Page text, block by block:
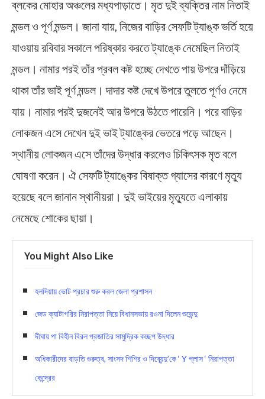
ব্লকের মোহার অঞ্চলের মধ্যপাড়াতে। মৃত দুই ব্যক্তির নাম নিতাই
মন্ডল ও পূর্ণ মন্ডল। জানা যায়, নিজের বাড়ির সেফটি ট্যাঙ্ক ভর্তি হয়ে
যাওয়ায় রবিবার সকালে পরিষ্কার করতে ট্যাঙ্কে নেমেছিল নিতাই
মন্ডল। নামার পরই তাঁর প্রবল কষ্ট হচ্ছে দেখতে পায় উপরে দাঁড়িয়ে
থাকা তাঁর ভাই পূর্ণ মন্ডল। দাদার কষ্ট দেখে উপরে তুলতে পূর্ণও নেমে
যায়। নামার পরই দুজনেই আর উপরে উঠতে পারেনি। পরে বাড়ির
লোকজন এসে দেখেন দুই ভাই ট্যাঙ্কের ভেতরে পড়ে আছেন।
স্থানীয় লোকজন এসে তাঁদের উদ্ধার করলেও চিকিৎসক মৃত বলে
ঘোষণা করেন। ঐ সেফটি ট্যাঙ্কের বিষাক্ত গ্যাসের কারণে মৃত্যু
হয়েছে বলে জানান স্থানীয়রা। দুই ভাইয়ের মৃত্যুতে এলাকায়
নেমেছে শোকের ছায়া।
You Might Also Like
হলদিয়ায় ভোট প্রচার শুরু করল জেলা প্রশাসন
জেড ক্যাটাগরির নিরাপত্তা নিয়ে বিধানসভায় রওনা দিলেন শুভেন্দু
দীঘায় পা বিহীন বিরল প্রজাতির সামুদ্রিক কচ্ছপ উদ্ধার
অধিকারীদের বাড়তি গুরুত্ব, সাংসদ শিশির ও দিব্যেন্দু’কে ‘ Y প্লাস ‘ নিরাপত্তা
কেন্দ্রের